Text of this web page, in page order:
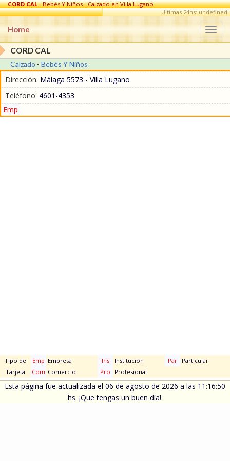
CORD CAL- Bebés Y Niños - Calzado en Villa Lugano
Ultimas 24hs: undefined
Home
CORD CAL
Calzado - Bebés Y Niños
Dirección: Málaga 5573 - Villa Lugano
Teléfono: 4601-4353
Emp
Tipo de
Tarjeta
Emp Empresa Ins Institución Par
Particular
Com Comercio Pro Profesional
Esta página fue actualizada el 06 de agosto de 2026 a las 11:16:50
hs. ¡Que tengas un buen día!.